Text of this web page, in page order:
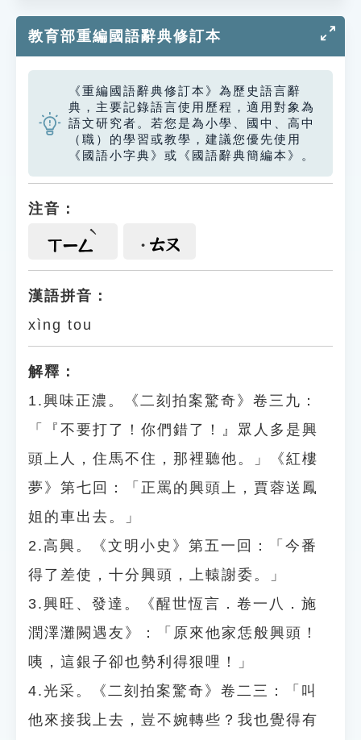
教育部重編國語辭典修訂本
《重編國語辭典修訂本》為歷史語言辭
典，主要記錄語言使用歷程，適用對象為
語文研究者。若您是為小學、國中、高中
（職）的學習或教學，建議您優先使用
《國語小字典》或《國語辭典簡編本》。
注音：
ㄒㄧㄥ ㄊㄡ
漢語拼音：
xìng tou
解釋：
1.興味正濃。《二刻拍案驚奇》卷三九：
「『不要打了！你們錯了！』眾人多是興
頭上人，住馬不住，那裡聽他。」《紅樓
夢》第七回：「正罵的興頭上，賈蓉送鳳
姐的車出去。」
2.高興。《文明小史》第五一回：「今番
得了差使，十分興頭，上轅謝委。」
3.興旺、發達。《醒世恆言．卷一八．施
潤澤灘闕遇友》：「原來他家恁般興頭！
咦，這銀子卻也勢利得狠哩！」
4.光采。《二刻拍案驚奇》卷二三：「叫
他來接我上去，豈不婉轉些？我也覺得有